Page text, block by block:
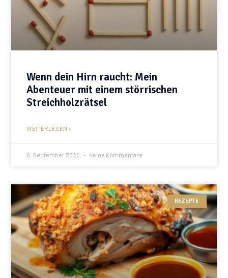
Wenn dein Hirn raucht: Mein
Abenteuer mit einem störrischen
Streichholzrätsel
WEITERLESEN »
6. September 2025 Keine Kommentare
REZEPTE